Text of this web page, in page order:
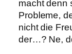
macht denn
Probleme,
nicht die
der…? Ne,